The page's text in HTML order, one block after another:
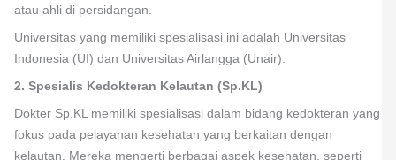
atau ahli di persidangan.
Universitas yang memiliki spesialisasi ini adalah Universitas
Indonesia (UI) dan Universitas Airlangga (Unair).
2. Spesialis Kedokteran Kelautan (Sp.KL)
Dokter Sp.KL memiliki spesialisasi dalam bidang kedokteran yang
fokus pada pelayanan kesehatan yang berkaitan dengan
kelautan. Mereka mengerti berbagai aspek kesehatan, seperti